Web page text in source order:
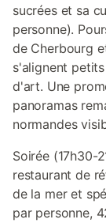
sucrées et sa
personne).
de Cherbourg
s'alignent
d'art. Une
panoramas
normandes
Soirée (17h30-
restaurant de
de la mer et
par personne,